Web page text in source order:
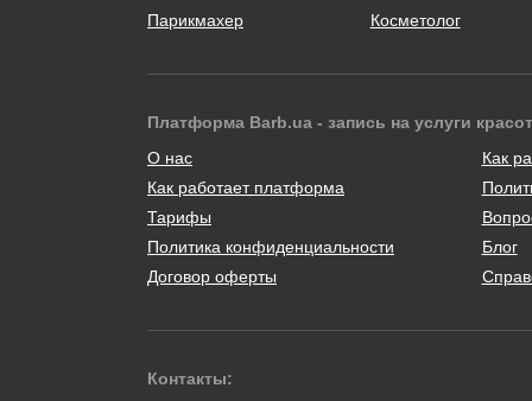
Парикмахер
Косметолог
Платформа Barb.ua - запись на услуги
О нас
Как работает платформа
Тарифы
Политика конфиденциальности
Договор оферты
Как
Блог
Контакты: